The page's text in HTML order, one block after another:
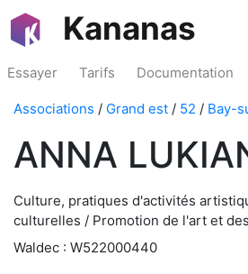
Kananas
Essayer Tarifs Documentation
Associations / Grand est / 52 / Bay-
ANNA
Culture, pratiques d'activités
culturelles / Promotion de l'art et
Waldec : W522000440